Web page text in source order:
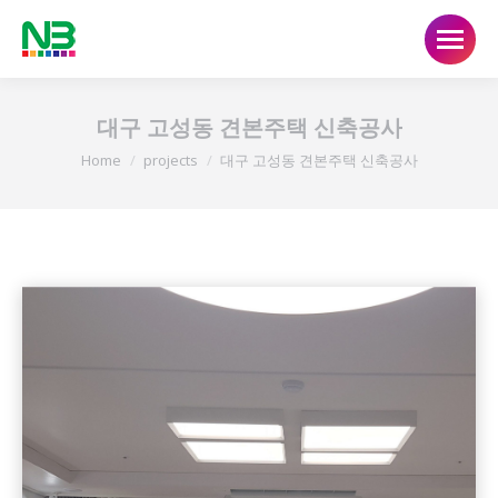
대구 고성동 견본주택 신축공사
You are here:
Home projects 대구 고성동 견본주택 신축공사